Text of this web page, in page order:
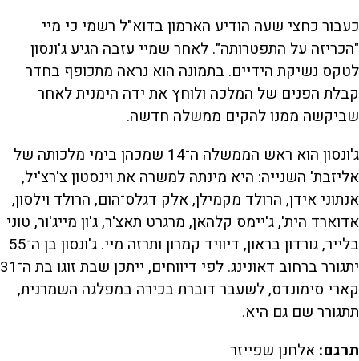
כעבור כחצי שעה הודיע הארמון בדוא"ל רשמי כי מיי
"הכריזה על התפטרותה". לאחר שמיי עזבה הגיע ג'ונסון
לטקס נשיקת הידיים. בתמונה הוא נראה מתכופף בחדר
קבלת הפנים של המלכה ולוחץ את ידה הימנית לאחר
שביקשה ממנו להקים ממשלה חדשה.
ג'ונסון הוא ראש הממשלה ה־14 שמכהן בימי מלכותה של
אליזבת' השנייה: היא מינתה למשרה את וינסטון צ'רצ'יל,
אנתוני אידן, הרולד מקמילן, אלק דגלס־הום, הרולד וילסון,
אדוארד הית', ג'יימס קלהאן, מרגרט תאצ'ר, ג'ון מייג'ור, טוני
בלייר, גורדון בראון, דיוויד קמרון ותרזה מיי. ג'ונסון בן ה־55
יתגורר ברחוב דאונינג. לפי דיווחים, ייתכן שבת זוגו בת ה־31
קארי סימונדס, לשעבר דוברת בכירה במפלגה השמרנית,
תתגורר שם גם היא.
תרגם: אלחנן שפייזר